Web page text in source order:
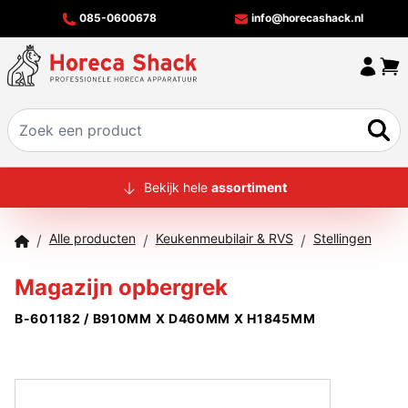
085-0600678 info@horecashack.nl
HOME
MERKEN
OFFERTECHECKER
Bekijk hele assortiment
/ Alle producten / Keukenmeubilair & RVS / Stellingen
Magazijn opbergrek
B-601182 / B910MM X D460MM X H1845MM